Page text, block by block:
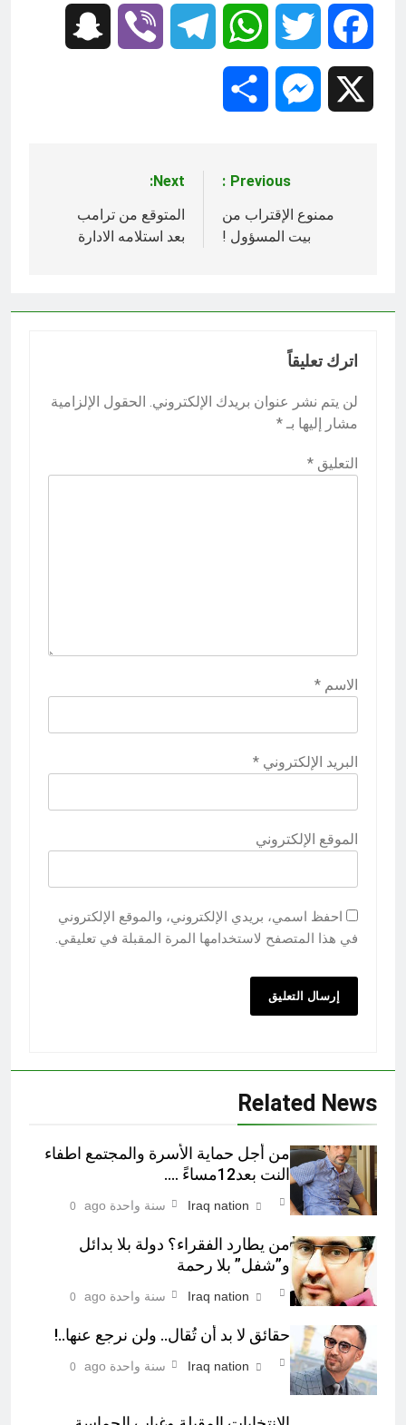
Facebook
Twitter
WhatsApp
Telegram
Viber
Messenger
المقالات
Previous:
ممنوع الإقتراب من
بيت المسؤول !
Next:
المتوقع من ترامب
بعد استلامه الادارة
اترك تعليقاً
لن يتم نشر عنوان بريدك الإلكتروني. الحقول الإلزامية
مشار إليها بـ *
التعليق *
الاسم *
البريد الإلكتروني *
الموقع الإلكتروني
احفظ اسمي، بريدي الإلكتروني، والموقع الإلكتروني
في هذا المتصفح لاستخدامها المرة المقبلة في تعليقي.
Related News
من أجل حماية الأسرة والمجتمع اطفاء
النت بعد12مساءً ….
Iraq nation سنة واحدة ago 0
من يطارد الفقراء؟ دولة بلا بدائل
و”شفل” بلا رحمة
Iraq nation سنة واحدة ago 0
حقائق لا بد أن تُقال.. ولن نرجع عنها..!
Iraq nation سنة واحدة ago 0